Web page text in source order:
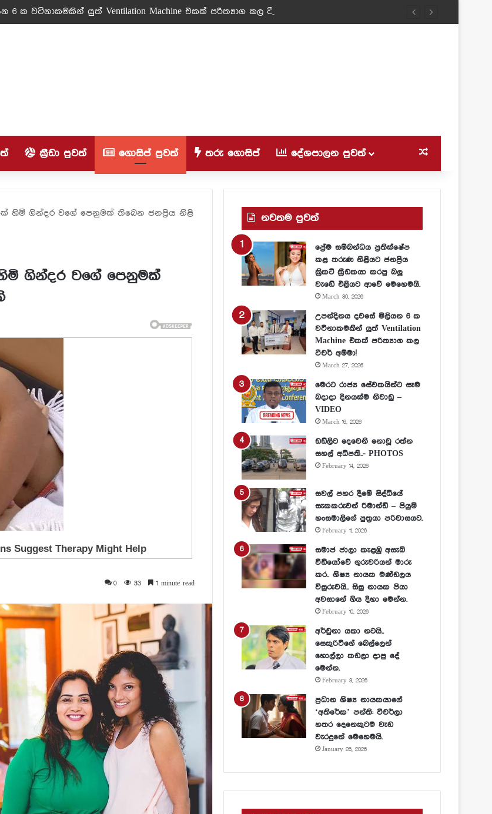
ක වටිනාකමකින් යුත් Ventilation Machine එකක් පරිත්‍යාග කල ටීචර් අම්මා!
ක්‍රීඩා පුවත් ගොසිප් පුවත් තරු ගොසිප් දේශපාලන පුවත් Random Article
හිමි ගින්දර වගේ පෙනුමක් තිබෙන ජනප්‍රිය නිළි
ගින්දර වගේ පෙනුමක්
0 33 1 minute read
නවතම පුවත්
ප්‍රේම සම්බන්ධය ප්‍රතික්ෂේප
කළ තරුණ නිළියට ජනප්‍රිය
ක්‍රිකට් ක්‍රීඩකයා කරපු බලු
වැඩේ එළියට ආවේ මෙහෙමයි.
March 30, 2026
උපන්දිනය දවසේ මිලියන 6 ක
වටිනාකමකින් යුත් Ventilation
Machine එකක් පරිත්‍යාග කල
ටීචර් අම්මා!
March 27, 2026
මෙරට රාජ්‍ය සේවකයින්ට සෑම
බදාදා දිනයක්ම නිවාඩු –
VIDEO
March 16, 2026
ඩඩ්ලිට දෙවෙනි නොවූ රත්න
සහල් අධිපති..- PHOTOS
February 14, 2026
සවල් පහර දීමේ සිද්ධියේ
සැකකරුවන් රිමාන්ඩ් – පියුමි
හංසමාලිගේ පුත්‍රයා පරිවාසයට.
February 11, 2026
සමාජ ජාලා කැළඹූ අසැබි
වීඩියෝවේ ගුරුවරියන් මාරු
කර.. ශිෂ්‍ය නායක මණ්ඩලය
විසුරුවයි.. සිසු නායක පියා
අවසානේ ගිය දිහා මෙන්න.
February 10, 2026
අර්චුනා යකා නටයි..
සෙකුරිටිගේ බෙල්ලෙන්
හොල්ලා කඩලා දාපු දේ
මෙන්න.
February 3, 2026
ප්‍රධාන ශිෂ්‍ය නායකයාගේ
‘අතිරේක’ පන්ති: ටීචර්ලා
හතර දෙනෙකුටම වැඩ
වැරදුනේ මෙහෙමයි.
January 26, 2026